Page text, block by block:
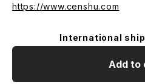
https://www.censhu.com
International
Add to